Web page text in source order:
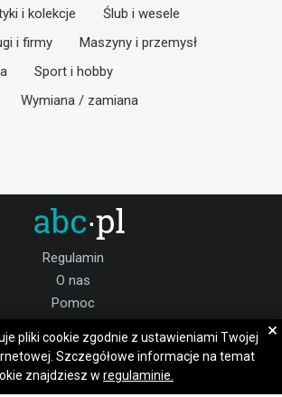
i kolekcje
Ślub i wesele
i firmy
Maszyny i przemysł
Sport i hobby
Wymiana / zamiana
Regulamin
O nas
Pomoc
Praca grodziski
Dołącz do nas:
pliki cookie zgodnie z ustawieniami Twojej
Szczegółowe informacje na temat
znajdziesz w regulaminie.
×